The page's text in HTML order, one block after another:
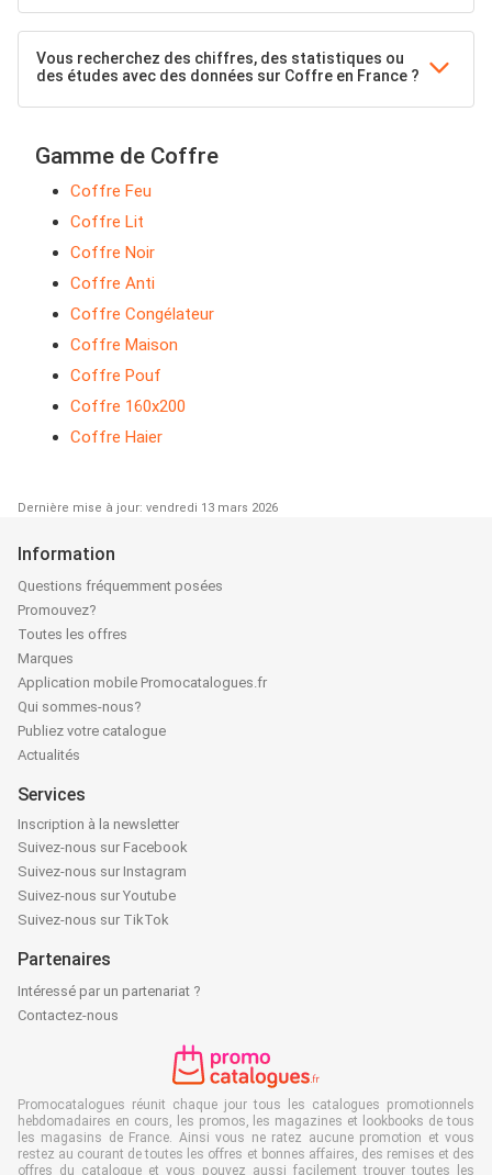
Vous recherchez des chiffres, des statistiques ou
des études avec des données sur Coffre en France ?
Gamme de Coffre
Coffre Feu
Coffre Lit
Coffre Noir
Coffre Anti
Coffre Congélateur
Coffre Maison
Coffre Pouf
Coffre 160x200
Coffre Haier
Dernière mise à jour: vendredi 13 mars 2026
Information
Questions fréquemment posées
Promouvez?
Toutes les offres
Marques
Application mobile Promocatalogues.fr
Qui sommes-nous?
Publiez votre catalogue
Actualités
Services
Inscription à la newsletter
Suivez-nous sur Facebook
Suivez-nous sur Instagram
Suivez-nous sur Youtube
Suivez-nous sur TikTok
Partenaires
Intéressé par un partenariat ?
Contactez-nous
Promocatalogues réunit chaque jour tous les catalogues promotionnels
hebdomadaires en cours, les promos, les magazines et lookbooks de tous
les magasins de France. Ainsi vous ne ratez aucune promotion et vous
restez au courant de toutes les offres et bonnes affaires, des remises et des
offres du catalogue et vous pouvez aussi facilement trouver toutes les